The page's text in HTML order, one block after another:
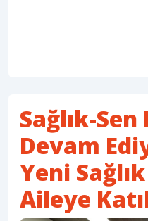
Sağlık-
Devam
Yeni
Aileye